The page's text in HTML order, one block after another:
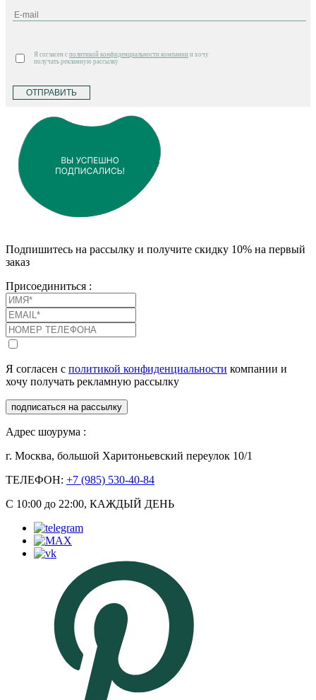
Я согласен с политикой конфиденциальности компании и хочу
получать рекламную рассылку
ОТПРАВИТЬ
Подпишитесь на рассылку и получите скидку 10% на первый
заказ
Присоединиться :
Я согласен с политикой конфиденциальности компании и
хочу получать рекламную рассылку
подписаться на рассылку
Адрес шоурума :
г. Москва, большой Харитоньевский переулок 10/1
ТЕЛЕФОН: +7 (985) 530-40-84
С 10:00 до 22:00, КАЖДЫЙ ДЕНЬ